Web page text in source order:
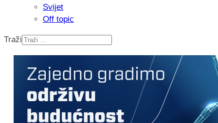
Recenzija: Einhell Professional CP-
nikada prije
Svijet
Off topic
Traži